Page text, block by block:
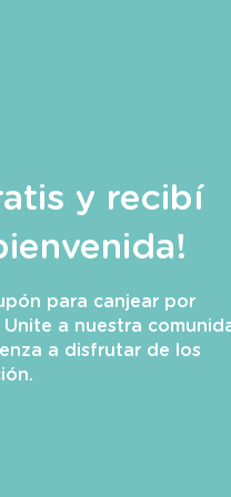
y recibí
para canjear por
a nuestra
a disfrutar de los